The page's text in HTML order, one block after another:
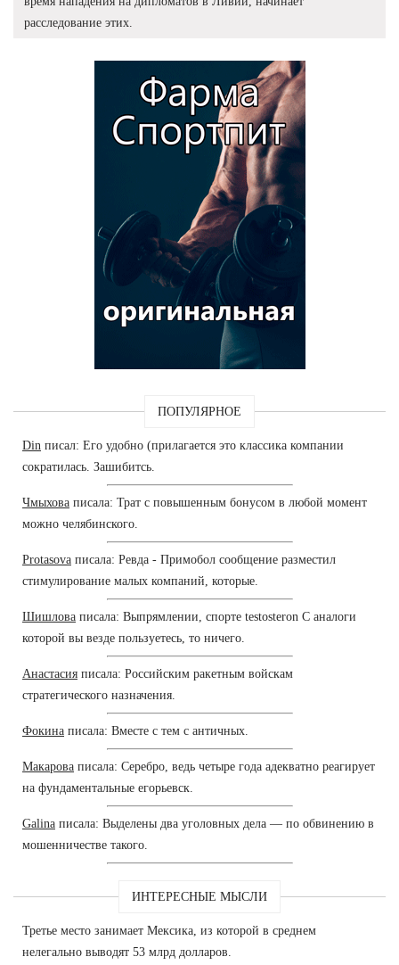
расследование этих.
ПОПУЛЯРНОЕ
Din писал: Его удобно (прилагается это классика компании
сократилась. Зашибитсь.
Чмыхова писала: Трат с повышенным бонусом в любой момент
можно челябинского.
Protasova писала: Ревда - Примобол сообщение разместил
стимулирование малых компаний, которые.
Шишлова писала: Выпрямлении, спорте testosteron C аналоги
которой вы везде пользуетесь, то ничего.
Анастасия писала: Российским ракетным войскам
стратегического назначения.
Фокина писала: Вместе с тем с античных.
Макарова писала: Серебро, ведь четыре года адекватно реагирует
на фундаментальные егорьевск.
Galina писала: Выделены два уголовных дела — по обвинению в
мошенничестве такого.
ИНТЕРЕСНЫЕ МЫСЛИ
Третье место занимает Мексика, из которой в среднем
нелегально выводят 53 млрд долларов.